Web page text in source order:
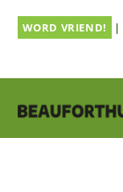
naarWORD VRIEND! |